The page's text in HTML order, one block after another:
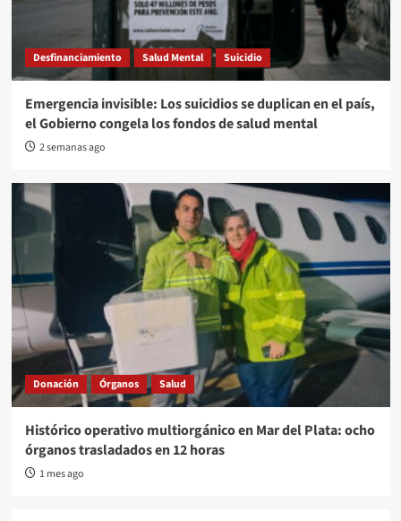
Desfinanciamiento Salud Mental Suicidio
Emergencia invisible: Los suicidios se duplican en el país,
el Gobierno congela los fondos de salud mental
2 semanas ago
Donación Órganos Salud
Histórico operativo multiorgánico en Mar del Plata: ocho
órganos trasladados en 12 horas
1 mes ago